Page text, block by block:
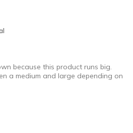
because this product runs big.
a medium and large depending on